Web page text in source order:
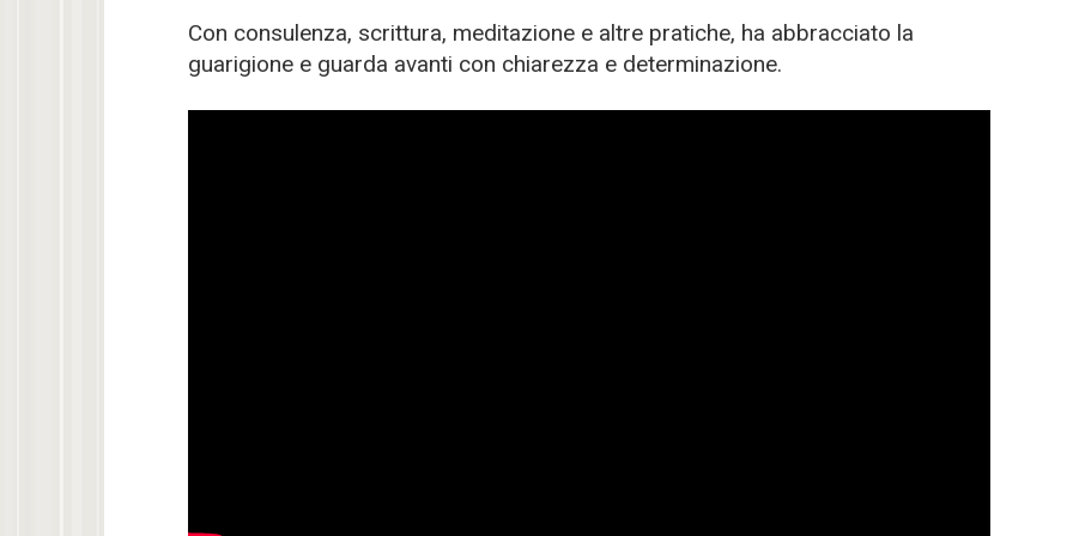
Con consulenza, scrittura, meditazione e altre pratiche, ha abbracciato la
guarigione e guarda avanti con chiarezza e determinazione.